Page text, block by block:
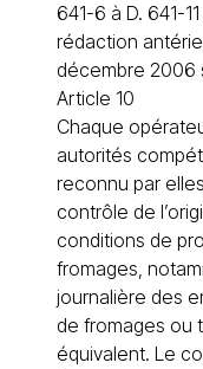
641-6 à D. 641-
rédaction
décembre 2006
Article 10
Chaque
autorités
reconnu par
contrôle de
conditions de
fromages,
journalière des
de fromages ou
équivalent. Le